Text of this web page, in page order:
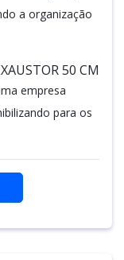
a organização
50 CM
empresa
para os